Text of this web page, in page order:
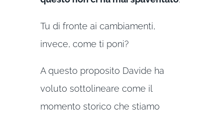
Tu di fronte ai cambiamenti,
invece, come ti poni?
A questo proposito Davide ha
voluto sottolineare come il
momento storico che stiamo